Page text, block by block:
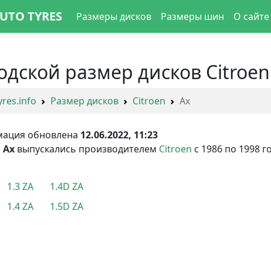
TYRES Размеры дисков Размеры шин О сайте
размер дисков
Размер дисков Citroen Ax
обновлена 12.06.2022, 11:23
Ax выпускались производителем Citroen с 1986 по 1998
1.3 ZA
1.4 ZA
1.4D ZA
1.5D ZA